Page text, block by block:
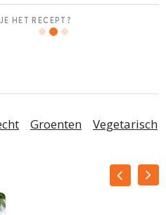
HET RECEPT?
Groenten Vegetarisch